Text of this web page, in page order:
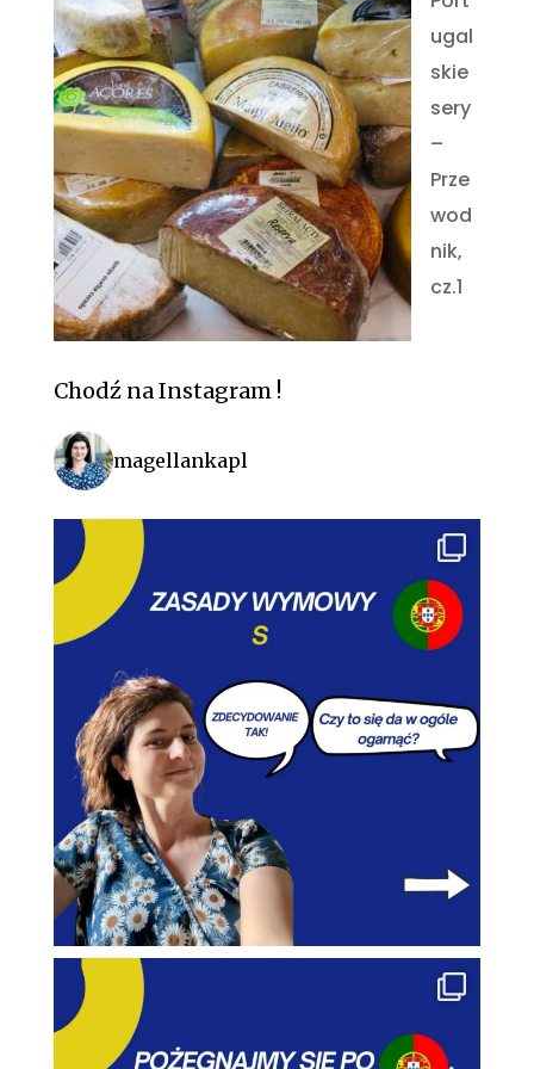
ugal
skie
sery
–
Prze
wod
nik,
cz.1
Chodź na Instagram !
magellankapl